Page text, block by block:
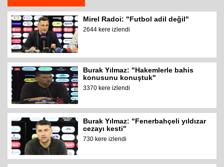
Mirel Radoi: "Futbol adil değil"
2644 kere izlendi
Burak Yılmaz: "Hakemlerle bahis
konusunu konuştuk"
3370 kere izlendi
Burak Yılmaz: "Fenerbahçeli yıldızar
cezayı kesti"
730 kere izlendi